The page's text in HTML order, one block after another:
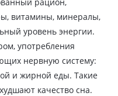
витамины, минералы,
уровень энергии.
употребления
нервную систему:
и жирной еды. Такие
качество сна.